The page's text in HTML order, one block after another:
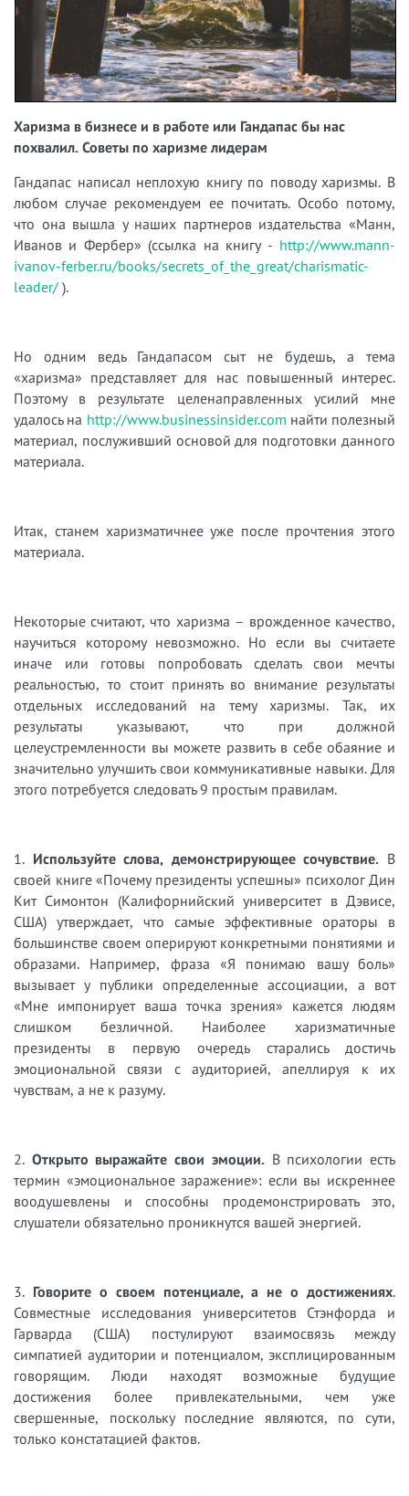
Харизма в бизнесе и в работе или Гандапас бы нас
похвалил. Советы по харизме лидерам
Гандапас написал неплохую книгу по поводу харизмы. В
любом случае рекомендуем ее почитать. Особо потому,
что она вышла у наших партнеров издательства «Манн,
Иванов и Фербер» (ссылка на книгу - http://www.mann-
ivanov-ferber.ru/books/secrets_of_the_great/charismatic-
leader/ ).
Но одним ведь Гандапасом сыт не будешь, а тема
«харизма» представляет для нас повышенный интерес.
Поэтому в результате целенаправленных усилий мне
удалось на http://www.businessinsider.com найти полезный
материал, послуживший основой для подготовки данного
материала.
Итак, станем харизматичнее уже после прочтения этого
материала.
Некоторые считают, что харизма – врожденное качество,
научиться которому невозможно. Но если вы считаете
иначе или готовы попробовать сделать свои мечты
реальностью, то стоит принять во внимание результаты
отдельных исследований на тему харизмы. Так, их
результаты указывают, что при должной
целеустремленности вы можете развить в себе обаяние и
значительно улучшить свои коммуникативные навыки. Для
этого потребуется следовать 9 простым правилам.
1. Используйте слова, демонстрирующее сочувствие. В
своей книге «Почему президенты успешны» психолог Дин
Кит Симонтон (Калифорнийский университет в Дэвисе,
США) утверждает, что самые эффективные ораторы в
большинстве своем оперируют конкретными понятиями и
образами. Например, фраза «Я понимаю вашу боль»
вызывает у публики определенные ассоциации, а вот
«Мне импонирует ваша точка зрения» кажется людям
слишком безличной. Наиболее харизматичные
президенты в первую очередь старались достичь
эмоциональной связи с аудиторией, апеллируя к их
чувствам, а не к разуму.
2. Открыто выражайте свои эмоции. В психологии есть
термин «эмоциональное заражение»: если вы искреннее
воодушевлены и способны продемонстрировать это,
слушатели обязательно проникнутся вашей энергией.
3. Говорите о своем потенциале, а не о достижениях.
Совместные исследования университетов Стэнфорда и
Гарварда (США) постулируют взаимосвязь между
симпатией аудитории и потенциалом, эксплицированным
говорящим. Люди находят возможные будущие
достижения более привлекательными, чем уже
свершенные, поскольку последние являются, по сути,
только констатацией фактов.